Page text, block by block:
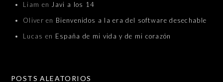
Liam en Javi a los 14
Oliver en Bienvenidos a la era del software desechable
Lucas en España de mi vida y de mi corazón
POSTS ALEATORIOS